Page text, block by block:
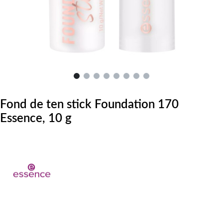
Fond de ten stick Foundation 170
Essence, 10 g